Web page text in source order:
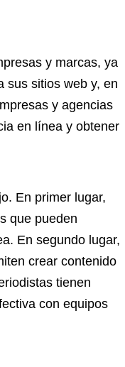
y marcas, ya
sus sitios web y, en
y agencias
en línea y obtener
En primer lugar,
que pueden
En segundo lugar,
crear contenido
tienen
con equipos